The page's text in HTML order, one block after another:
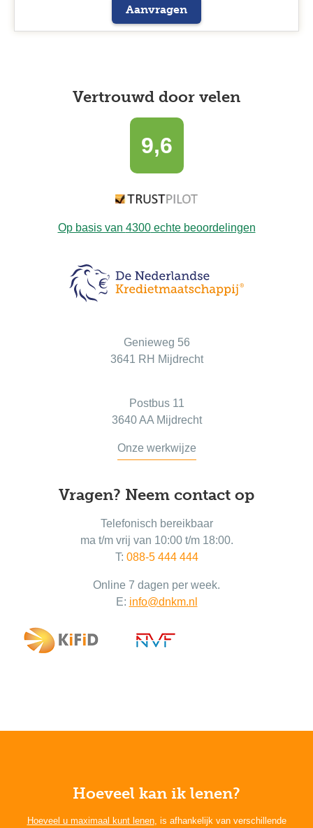
Aanvragen
Vertrouwd door velen
9,6
Op basis van 4300echte beoordelingen
Genieweg 56
3641 RH Mijdrecht
Postbus 11
3640 AA Mijdrecht
Onze werkwijze
Vragen? Neem contact op
Telefonisch bereikbaar
ma t/m vrij van 10:00 t/m 18:00.
T: 088-5 444 444
Online 7 dagen per week.
E: info@dnkm.nl
Hoeveel kan ik lenen?
Hoeveel u maximaal kunt lenen, is afhankelijk van verschillende